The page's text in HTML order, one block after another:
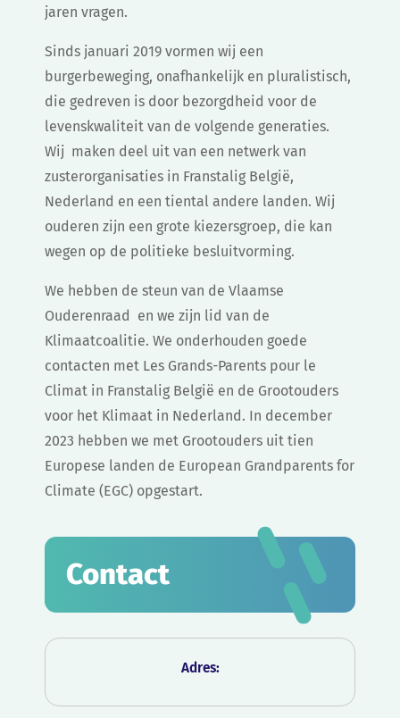
jaren vragen.
Sinds januari 2019 vormen wij een
burgerbeweging, onafhankelijk en pluralistisch,
die gedreven is door bezorgdheid voor de
levenskwaliteit van de volgende generaties.
Wij maken deel uit van een netwerk van
zusterorganisaties in Franstalig België,
Nederland en een tiental andere landen. Wij
ouderen zijn een grote kiezersgroep, die kan
wegen op de politieke besluitvorming.
We hebben de steun van de Vlaamse
Ouderenraad en we zijn lid van de
Klimaatcoalitie. We onderhouden goede
contacten met Les Grands-Parents pour le
Climat in Franstalig België en de Grootouders
voor het Klimaat in Nederland. In december
2023 hebben we met Grootouders uit tien
Europese landen de European Grandparents for
Climate (EGC) opgestart.
Contact
Adres: